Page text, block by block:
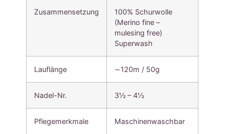
Zusammensetzung
100% Schurwolle
(Merino fine –
mulesing free)
Superwash
Lauflänge ∼120m / 50g
Nadel-Nr. 3½ – 4½
Pflegemerkmale Maschinenwaschbar